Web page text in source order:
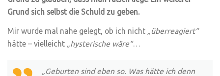
Grund sich selbst die Schuld zu geben.
Mir wurde mal nahe gelegt, ob ich nicht „überreagiert“
hätte – vielleicht „hysterische wäre“…
„Geburten sind eben so. Was hätte ich denn